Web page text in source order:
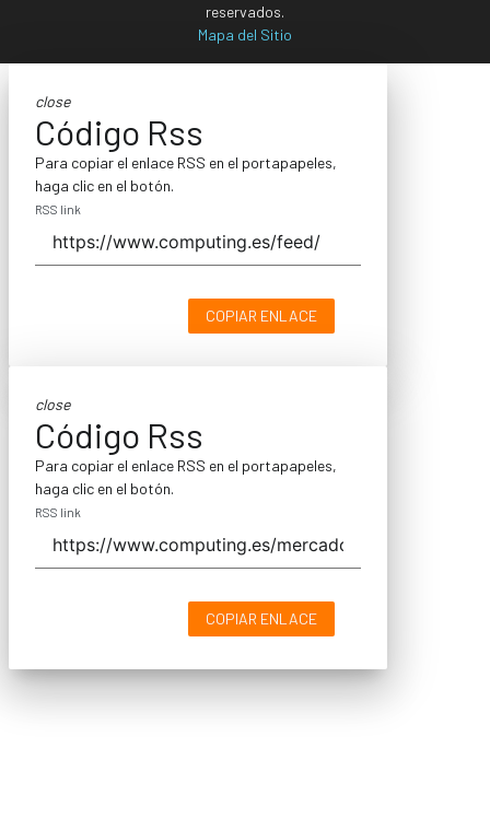
reservados.
Mapa del Sitio
close
Código Rss
Para copiar el enlace RSS en el portapapeles,
haga clic en el botón.
RSS link
COPIAR ENLACE
close
Código Rss
Para copiar el enlace RSS en el portapapeles,
haga clic en el botón.
RSS link
COPIAR ENLACE